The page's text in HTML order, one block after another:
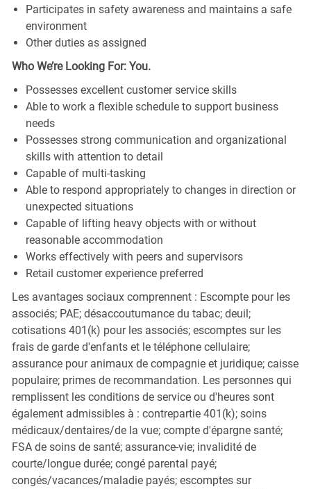
Participates in safety awareness and maintains a safe
environment
Other duties as assigned
Who We’re Looking For: You.
Possesses excellent customer service skills
Able to work a flexible schedule to support business
needs
Possesses strong communication and organizational
skills with attention to detail
Capable of multi-tasking
Able to respond appropriately to changes in direction or
unexpected situations
Capable of lifting heavy objects with or without
reasonable accommodation
Works effectively with peers and supervisors
Retail customer experience preferred
Les avantages sociaux comprennent : Escompte pour les
associés; PAE; désaccoutumance du tabac; deuil;
cotisations 401(k) pour les associés; escomptes sur les
frais de garde d'enfants et le téléphone cellulaire;
assurance pour animaux de compagnie et juridique; caisse
populaire; primes de recommandation. Les personnes qui
remplissent les conditions de service ou d'heures sont
également admissibles à : contrepartie 401(k); soins
médicaux/dentaires/de la vue; compte d'épargne santé;
FSA de soins de santé; assurance-vie; invalidité de
courte/longue durée; congé parental payé;
congés/vacances/maladie payés; escomptes sur